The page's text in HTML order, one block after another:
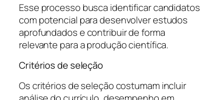
Esse processo busca identificar candidatos
com potencial para desenvolver estudos
aprofundados e contribuir de forma
relevante para a produção científica.
Critérios de seleção
Os critérios de seleção costumam incluir